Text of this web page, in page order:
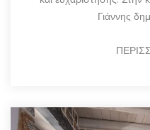
Γιάννης